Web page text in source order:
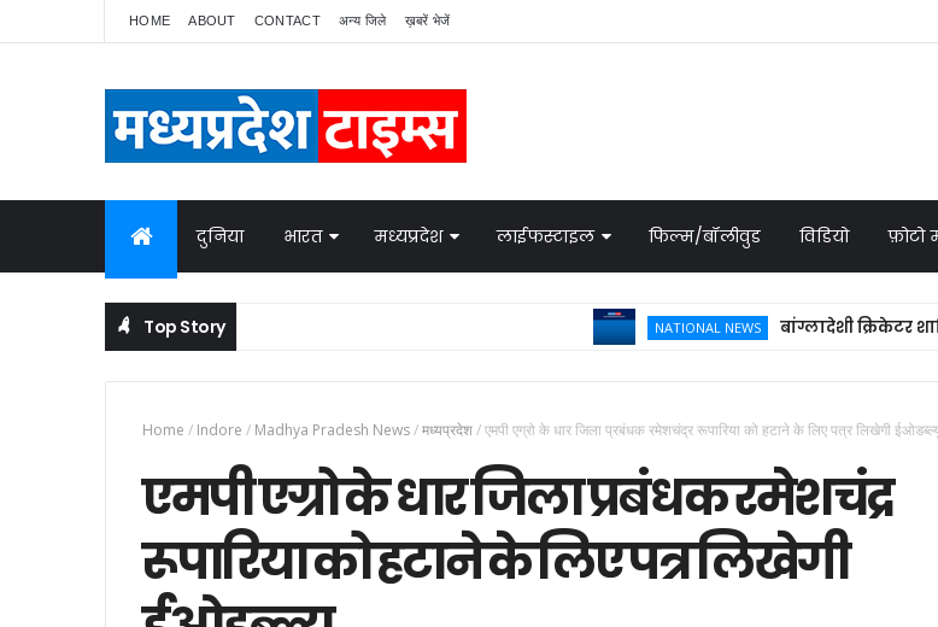
HOME ABOUT CONTACT अन्य जिले ख़बरें भेजें
दुनिया भारत मध्यप्रदेश लाईफस्टाइल फिल्म/बॉलीवुड विडियो फ़ोटो
Top Story NATIONAL NEWS बांग्लादेशी क्रिकेटर शाकिब अल
Home / Indore / Madhya Pradesh News/मध्यप्रदेश/एमपी एग्रो के धार जिला प्रबंधक रमेशचंद्र रूपारिया को हटाने के लिए पत्र लिखेगी
एमपी एग्रो के धार जिला प्रबंधक रमेशचंद्र
रूपारिया को हटाने के लिए पत्र लिखेगी